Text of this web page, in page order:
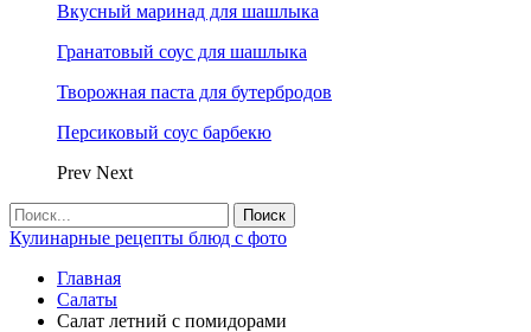
Вкусный маринад для шашлыка
Гранатовый соус для шашлыка
Творожная паста для бутербродов
Персиковый соус барбекю
Prev Next
Кулинарные рецепты блюд с фото
Главная
Салаты
Салат летний с помидорами